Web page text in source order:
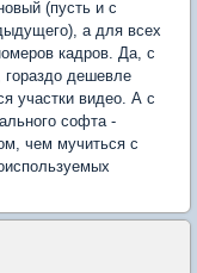
(пусть и с
а для всех
кадров. Да, с
гораздо дешевле
участки видео. А с
софта -
чем мучиться с